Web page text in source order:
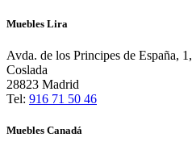
Muebles Lira
Avda. de los Principes de España, 1,
Coslada
28823 Madrid
Tel: 916 71 50 46
Muebles Canadá